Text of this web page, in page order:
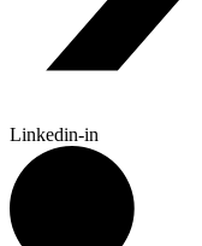
Linkedin-in